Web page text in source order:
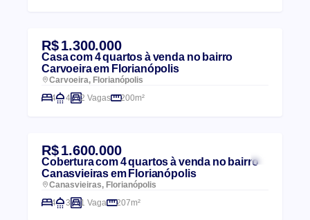
R$ 1.300.000
Casa com 4 quartos à venda no bairro
Carvoeira em Florianópolis
Carvoeira, Florianópolis
4
4 2 Vagas 200m²
R$ 1.600.000
Cobertura com 4 quartos à venda no bairro
Canasvieiras em Florianópolis
Canasvieiras, Florianópolis
4
3 1 Vaga 207m²